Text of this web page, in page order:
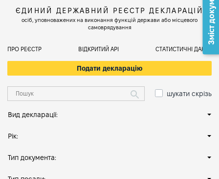
ЄДИНИЙ ДЕРЖАВНИЙ РЕЄСТР ДЕКЛАРАЦІЙ
осіб, уповноважених на виконання функцій держави або місцевого
самоврядування
ПРО РЕЄСТР ВІДКРИТИЙ АРІ СТАТИСТИЧНІ ДАНІ
Подати декларацію
шукати скрізь
Вид декларації:
Рік:
Тип документа:
Зміст документа